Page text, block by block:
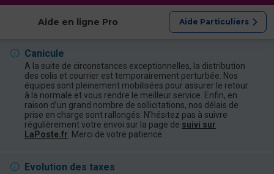
Aide en ligne Pro Aide Particuliers
Canicule
A la suite de circonstances exceptionnelles, la distribution
des colis et courrier est temporairement perturbée. Nos
équipes sont pleinement mobilisées pour assurer le retour
à la normale et vous rendre le meilleur service. Enfin, en
raison d’un grand nombre de sollicitations, nos délais de
prise en charge sont rallongés. N’hésitez pas à suivre
régulièrement votre envoi sur la page de suivi sur
LaPoste.fr . Merci de votre patience.
Evolution des taxes